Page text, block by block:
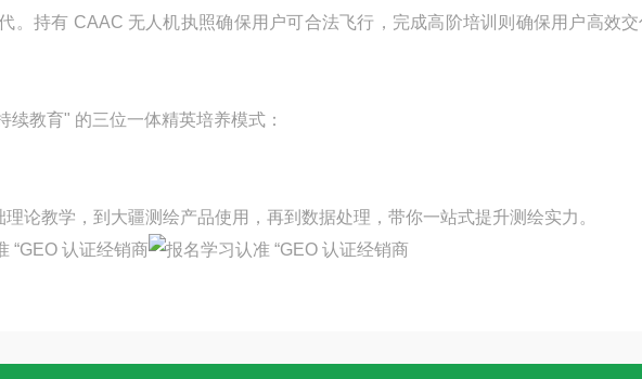
。持有 CAAC 无人机执照确保用户可合法飞行，完成高阶培训则确保用户高效
续教育" 的三位一体精英培养模式：
论教学，到大疆测绘产品使用，再到数据处理，带你一站式提升测绘实力。